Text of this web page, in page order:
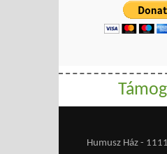
Humusz Ház -